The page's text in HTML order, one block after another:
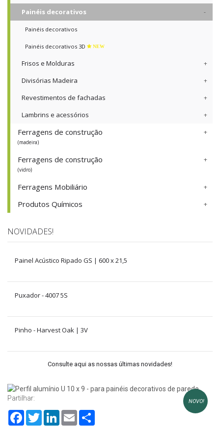
Painéis decorativos
Painéis decorativos
Painéis decorativos 3D NEW
Frisos e Molduras
Divisórias Madeira
Revestimentos de fachadas
Lambrins e acessórios
Ferragens de construção
(madeira)
Ferragens de construção
(vidro)
Ferragens Mobiliário
Produtos Químicos
NOVIDADES!
Painel Acústico Ripado GS | 600 x 21,5
Puxador - 4007 5S
Pinho - Harvest Oak | 3V
Consulte aqui as nossas últimas novidades!
NOVO!
Partilhar:
FacebookTwitterLinkedInEmail